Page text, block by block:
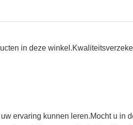
in deze
ervaring kunnen leren.Mocht u in